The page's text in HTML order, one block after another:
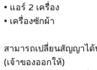
• แอร์ 2 เครื่อง
• เครื่องซักผ้า
สามารถเปลี่ยนสัญญาไ
(เจ้าของออกให้)